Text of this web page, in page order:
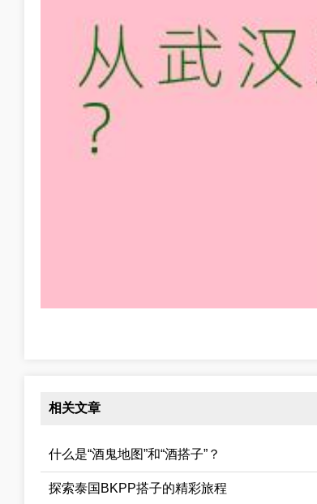
相关文章
什么是“酒鬼地图”和“酒搭子”？
探索泰国BKPP搭子的精彩旅程